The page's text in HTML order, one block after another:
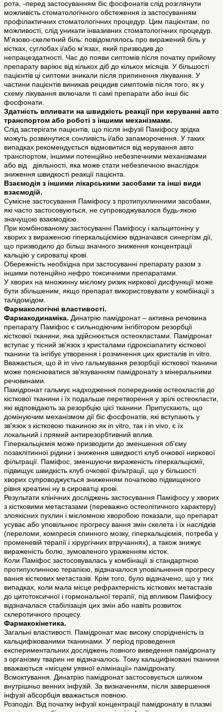
рота, -перед застосуванням біс фосфонатів слід розглянути
можливість стоматологічного обстеження із застосуванням
профілактичних стоматологічних процедур. Цим пацієнтам, по
можливості, слід уникати інвазивних стоматологічних процедур.
М'язово-скелетний біль: повідомлялось про виражений біль у
кістках, суглобах і/або м'язах, який призводив до
непрацездатності. Час до появи сиптомів після початку прийому
препарату варіює від кількох діб до кількох місяців. У більшості
пацієнтів ці сиптоми зникали після припинення лікування. У
частини пацієнтів виникав рецидив симптомів після того, як у
схему лікування включали ті самі препарати або інші біс
фосфонати.
Здатність впливати на швидкість реакції при керуванні авто
транспортом або роботі з іншими механізмами.
Слід застерігати пацієнтів, що після інфузії Паміфосу зрідка
можуть розвинутися сонливість і/або запаморочення. У таких
випадках рекомендується відмовитися від керування авто
транспортом, іншими потенційно небезпечними механізмами
або від діяльності, яка може стати небезпечною внаслідок
зниження швидкості реакції пацієнта.
Взаємодія з іншими лікарськими засобами та інші види
взаємодій.
Сумісне застосування Паміфосу з протипухлинними засобами,
які часто застосовуються, не супроводжувалося будь-якою
значущою взаємодією.
При комбінованому застосуванні Паміфосу і кальцитоніну у
хворих з вираженою гіперкальціємією відзначався синергізм дії,
що призводило до більш значного зниження концентрації
кальцію у сироватці крові.
Обережність необхідна при застосуванні препарату разом з
іншими потенційно нефро токсичними препаратами.
У хворих на множинну мієлому ризик ниркової дисфункції може
бути збільшеним, якщо препарат використовувати у комбінації з
талідомідом.
Фармакологічні властивості.
Фармакодинаміка. Динатрію памідронат – активна речовина
препарату Паміфос є сильнодіючим інгібітором резорбції
кісткової тканини, яка здійснюється остеокластами. Памідронат
вступає у тісний зв'язок з кристалами гідроксіапатиту кісткової
тканини та інгібує утворення і розчинення цих кристалів in vitro.
Вважається, що й in vivo гальмування резорбції кісткової тканини
може пояснюватися зв'язуванням памідронату з мінеральними
речовинами.
Памідронат гальмує надходження попередників остеокластів до
кісткової тканини і їх подальше перетворення у зрілі остеокласти,
які відповідають за резорбцію цієї тканини. Припускають, що
домінуючим механізмом дії біс фосфонатів, які вступають у
зв'язок з кістковою тканиною як in vitro, так і in vivo, є їх
локальний і прямий антирезорбтивний вплив.
Гіперкальціємія може призводити до зменшення об'єму
позаклітинної рідини і зниження швидкості клуб очкової ниркової
фільтрації. Паміфос, зменшуючи вираженість гіперкальціємії,
підвищує швидкість клуб очкової фільтрації, що у більшості
хворих супроводжується зниженням початково підвищеного
рівня креатині ну в сироватці крові.
Результати клінічних досліджень застосування Паміфосу у хворих
з кістковими метастазами (переважно остеолітичного характеру)
злоякісних пухлин і мієломною хворобою показали, що препарат
усуває або уповільнює прогресу вання змін скелета і їх наслідків
(переломи, компресія спинного мозку, гіперкальціємія, потреба у
променевій терапії і хірургічних втручаннях), а також знижує
вираженість болю, зумовленого ураженням кісток.
Коли Паміфос застосовувалась у комбінації зі стандартною
протипухлинною терапією, відзначалося уповільнення прогресу
вання кісткових метастазів. Крім того, було відзначено, що у тих
випадках, коли мала місце рефрактерність кісткових метастазів
до цитотоксичної і гормональної терапії, під впливом Паміфосу
відзначалася стабілізація цих змін або навіть розвиток
склеротичного процесу.
Фармакокінетика.
Загальні властивості. Памідронат має високу спорідненість із
кальцифікованими тканинами. У період проведення
експериментальних досліджень повного виведення памідронату
з організму тварин не відзначалось. Тому кальцифіковані тканини
вважаються «місцем уявної елімінації» памідронату.
Всмоктування. Динатрію памідронат застосовується шляхом
внутрішньо венних інфузій. За визначенням, після завершення
інфузії абсорбція вважається повною.
Розподіл. Від початку інфузії концентрації памідронату в плазмі